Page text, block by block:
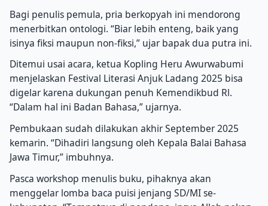
Bagi penulis pemula, pria berkopyah ini mendorong
menerbitkan ontologi. “Biar lebih enteng, baik yang
isinya fiksi maupun non-fiksi,” ujar bapak dua putra ini.
Ditemui usai acara, ketua Kopling Heru Awurwabumi
menjelaskan Festival Literasi Anjuk Ladang 2025 bisa
digelar karena dukungan penuh Kemendikbud Rl.
“Dalam hal ini Badan Bahasa,” ujarnya.
Pembukaan sudah dilakukan akhir September 2025
kemarin. “Dihadiri langsung oleh Kepala Balai Bahasa
Jawa Timur,” imbuhnya.
Pasca workshop menulis buku, pihaknya akan
menggelar lomba baca puisi jenjang SD/MI se-